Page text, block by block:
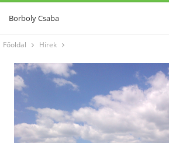
Borboly Csaba
Főoldal Hírek